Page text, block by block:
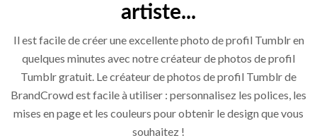
artiste...
Il est facile de créer une excellente photo de profil Tumblr en
quelques minutes avec notre créateur de photos de profil
Tumblr gratuit. Le créateur de photos de profil Tumblr de
BrandCrowd est facile à utiliser : personnalisez les polices, les
mises en page et les couleurs pour obtenir le design que vous
souhaitez !